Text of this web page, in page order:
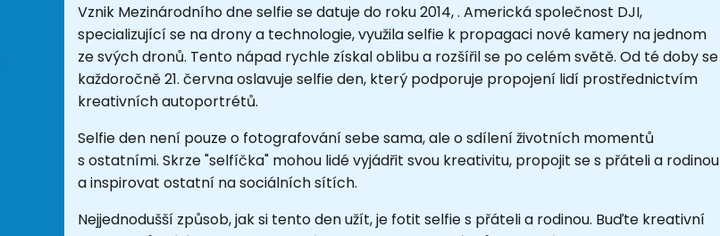
Vznik Mezinárodního dne selfie se datuje do roku 2014, . Americká společnost DJI,
specializující se na drony a technologie, využila selfie k propagaci nové kamery na jednom
ze svých dronů. Tento nápad rychle získal oblibu a rozšířil se po celém světě. Od té doby se
každoročně 21. června oslavuje selfie den, který podporuje propojení lidí prostřednictvím
kreativních autoportrétů.
Selfie den není pouze o fotografování sebe sama, ale o sdílení životních momentů
s ostatními. Skrze "selfíčka" mohou lidé vyjádřit svou kreativitu, propojit se s přáteli a rodinou
a inspirovat ostatní na sociálních sítích.
Nejjednodušší způsob, jak si tento den užít, je fotit selfie s přáteli a rodinou. Buďte kreativní